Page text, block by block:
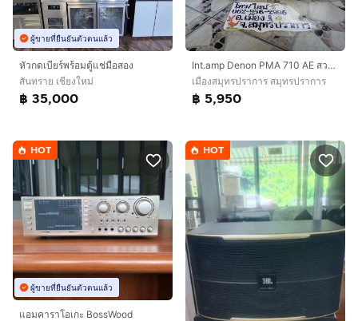
ผู้ขายที่ยืนยันตัวตนแล้ว
หัวกดเบียร์พร้อมตู้แช่มือสอง
สันทราย เชียงใหม่
฿ 35,000
Int.amp Denon PMA 710 AE สวยมาก เสียงดี
เมืองสมุทรปราการ สมุทรปราการ
฿ 5,950
HOT
ผู้ขายที่ยืนยันตัวตนแล้ว
แอมคาราโอเกะ BossWood
HOT